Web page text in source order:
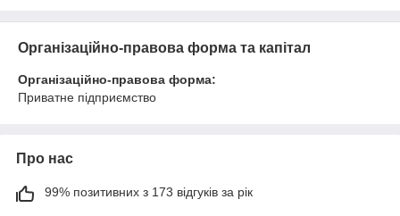
Організаційно-правова форма та капітал
Організаційно-правова форма:
Приватне підприємство
Про нас
99% позитивних з 173 відгуків за рік